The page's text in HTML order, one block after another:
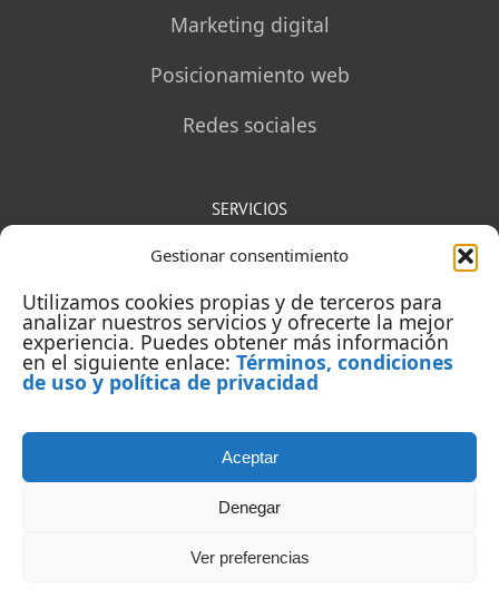
Gestionar consentimiento
Utilizamos cookies propias y de terceros para
analizar nuestros servicios y ofrecerte la mejor
experiencia. Puedes obtener más información
en el siguiente enlace: Términos, condiciones
de uso y política de privacidad
Aceptar
Denegar
Ver preferencias
Marketing digital
Posicionamiento web
Redes sociales
SERVICIOS
Mentorías
Auditorías
Capacitación